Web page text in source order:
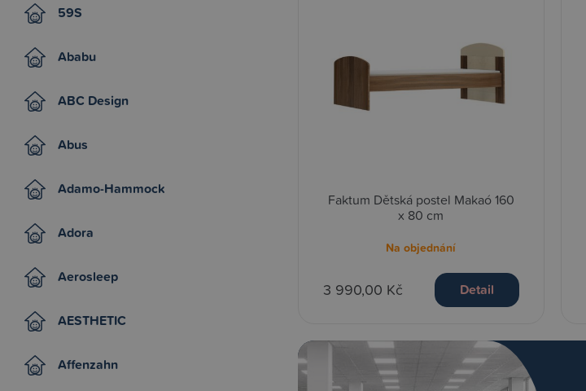
59S
Ababu
ABC Design
Abus
Adamo-Hammock
Adora
Aerosleep
AESTHETIC
Affenzahn
Faktum Dětská postel Makaó 160
x 80 cm
Na objednání
3 990,00 Kč Detail